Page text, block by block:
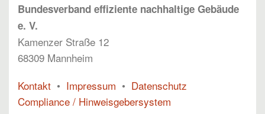
Bundesverband effiziente nachhaltige Gebäude
e. V.
Kamenzer Straße 12
68309 Mannheim
Kontakt • Impressum • Datenschutz
Compliance / Hinweisgebersystem